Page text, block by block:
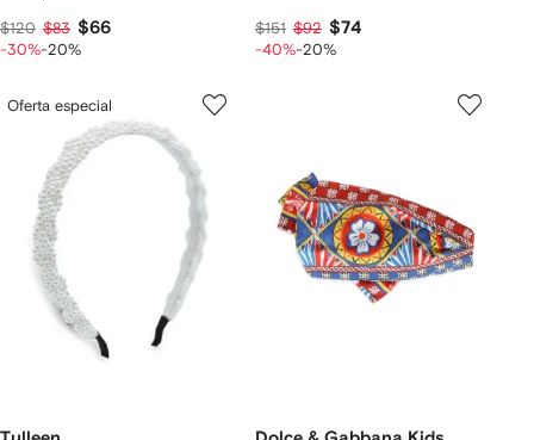
$120 $83 $66
-30%-20%
$151 $92 $74
-40%-20%
Oferta especial